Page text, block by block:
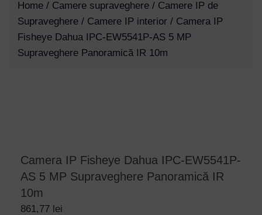
Home / Camere supraveghere / Camere IP de
Supraveghere / Camere IP interior / Camera IP
Fisheye Dahua IPC-EW5541P-AS 5 MP
Supraveghere Panoramică IR 10m
Camera IP Fisheye Dahua IPC-EW5541P-
AS 5 MP Supraveghere Panoramică IR
10m
861,77 lei